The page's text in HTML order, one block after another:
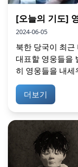
[오늘의 기도]
2024-06-05
북한 당국이 최
대표할 영웅들을
히 영웅들을 내세
더보기